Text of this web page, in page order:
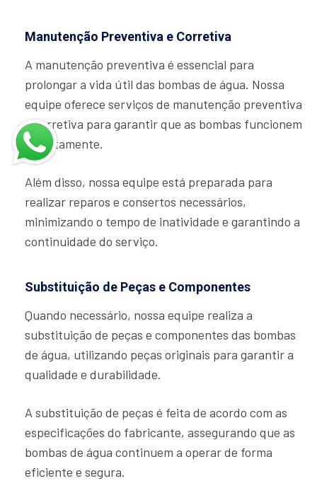
Manutenção Preventiva e Corretiva
A manutenção preventiva é essencial para
prolongar a vida útil das bombas de água. Nossa
equipe oferece serviços de manutenção preventiva
e corretiva para garantir que as bombas funcionem
corretamente.
Além disso, nossa equipe está preparada para
realizar reparos e consertos necessários,
minimizando o tempo de inatividade e garantindo a
continuidade do serviço.
Substituição de Peças e Componentes
Quando necessário, nossa equipe realiza a
substituição de peças e componentes das bombas
de água, utilizando peças originais para garantir a
qualidade e durabilidade.
A substituição de peças é feita de acordo com as
especificações do fabricante, assegurando que as
bombas de água continuem a operar de forma
eficiente e segura.